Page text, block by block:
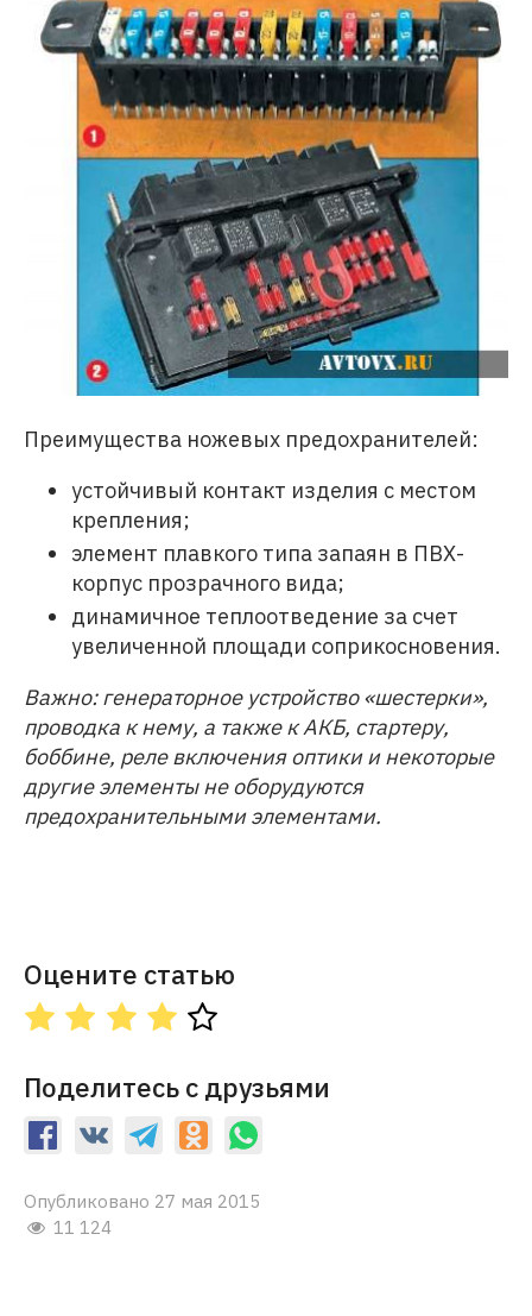
Преимущества ножевых предохранителей:
устойчивый контакт изделия с местом
крепления;
элемент плавкого типа запаян в ПВХ-
корпус прозрачного вида;
динамичное теплоотведение за счет
увеличенной площади соприкосновения.
Важно: генераторное устройство «шестерки»,
проводка к нему, а также к АКБ, стартеру,
боббине, реле включения оптики и некоторые
другие элементы не оборудуются
предохранительными элементами.
Оцените статью
Поделитесь с друзьями
Опубликовано 27 мая 2015
11 124